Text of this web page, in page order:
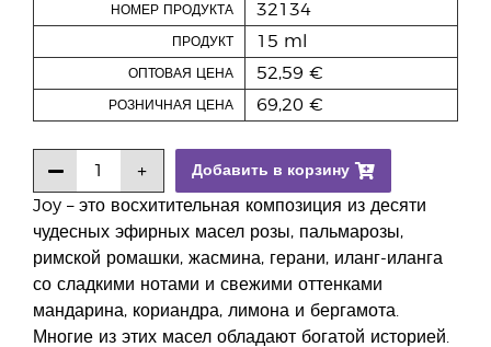
Joy – это восхитительная композиция из десяти
чудесных эфирных масел розы, пальмарозы,
римской ромашки, жасмина, герани, иланг-иланга
со сладкими нотами и свежими оттенками
мандарина, кориандра, лимона и бергамота.
Многие из этих масел обладают богатой историей.
НОМЕР ПРОДУКТА 32134
ПРОДУКТ 15 ml
ОПТОВАЯ ЦЕНА 52,59 €
РОЗНИЧНАЯ ЦЕНА 69,20 €
Добавить в корзину